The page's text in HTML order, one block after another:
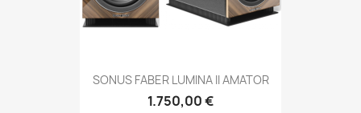
SONUS FABER LUMINA II AMATOR
1.750,00 €